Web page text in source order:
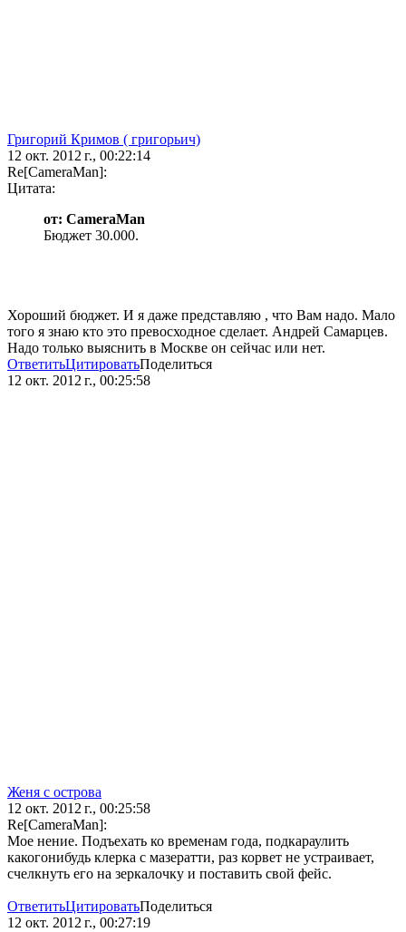
Григорий Кримов ( григорьич)
12 окт. 2012 г., 00:22:14
Re[CameraMan]:
Цитата:
от: CameraMan
Бюджет 30.000.
Хороший бюджет. И я даже представляю , что Вам надо. Мало
того я знаю кто это превосходное сделает. Андрей Самарцев.
Надо только выяснить в Москве он сейчас или нет.
ОтветитьЦитироватьПоделиться
12 окт. 2012 г., 00:25:58
Женя с острова
12 окт. 2012 г., 00:25:58
Re[CameraMan]:
Мое нение. Подъехать ко временам года, подкараулить
какогонибудь клерка с мазератти, раз корвет не устраивает,
счелкнуть его на зеркалочку и поставить свой фейс.
ОтветитьЦитироватьПоделиться
12 окт. 2012 г., 00:27:19